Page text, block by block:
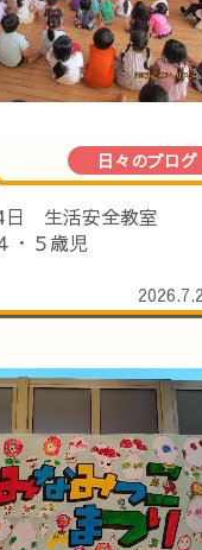
日々のブログ
日 生活安全教室
・５歳児